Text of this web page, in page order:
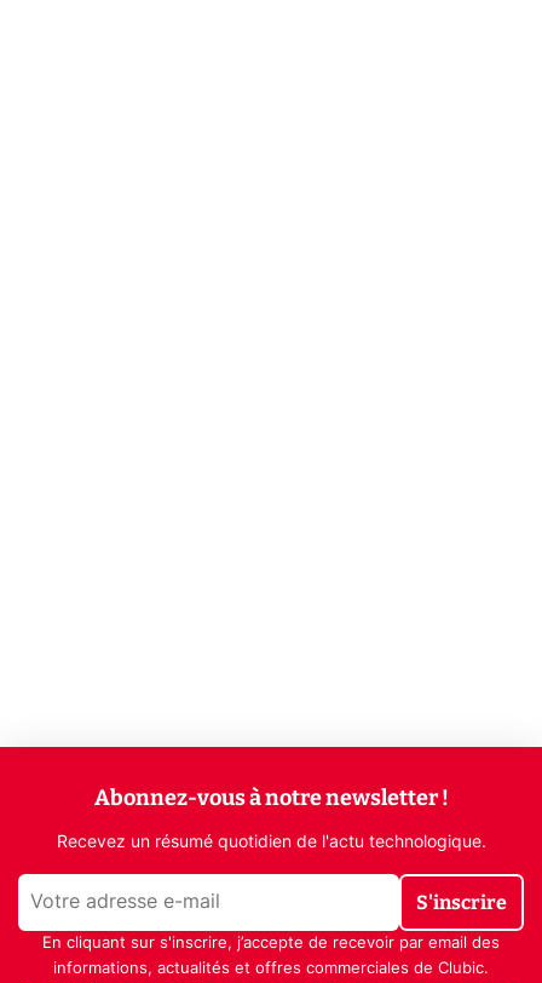
Abonnez-vous à notre newsletter !
Recevez un résumé quotidien de l'actu technologique.
S'inscrire
En cliquant sur s'inscrire, j’accepte de recevoir par email des
informations, actualités et offres commerciales de Clubic.